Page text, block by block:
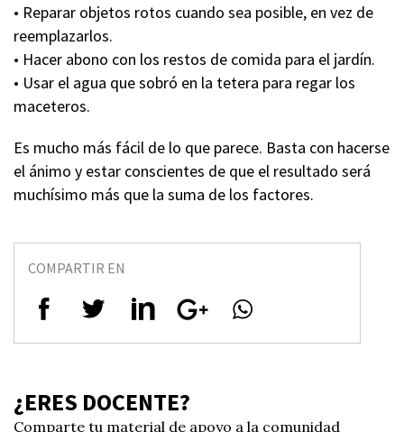
• Reparar objetos rotos cuando sea posible, en vez de
reemplazarlos.
• Hacer abono con los restos de comida para el jardín.
• Usar el agua que sobró en la tetera para regar los
maceteros.
Es mucho más fácil de lo que parece. Basta con hacerse
el ánimo y estar conscientes de que el resultado será
muchísimo más que la suma de los factores.
COMPARTIR EN
¿ERES DOCENTE?
Comparte tu material de apoyo a la comunidad